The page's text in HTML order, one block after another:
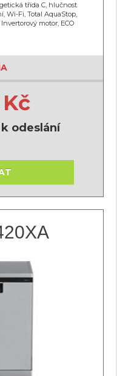
třída C, hlučnost
Wi-Fi, Total AquaStop,
motor, ECO
odeslání